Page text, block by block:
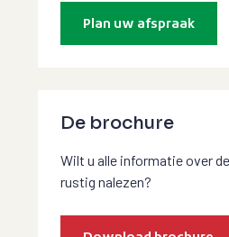
Plan uw afspraak
De brochure
Wilt u alle informatie over
rustig nalezen?